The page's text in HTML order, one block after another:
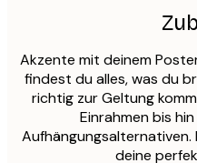
Akzente mit deinem
findest du alles, was du
richtig zur Geltung
Einrahmen bis
deine